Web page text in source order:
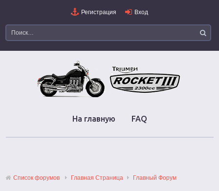
Регистрация Вход
На главную FAQ
Список форумов Главная Страница Главный Форум